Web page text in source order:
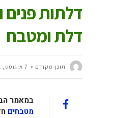
דלתות
דלת ומטבח
תוכן מקודם 7 אוגוסט, 2021
במאמר
מטבחים